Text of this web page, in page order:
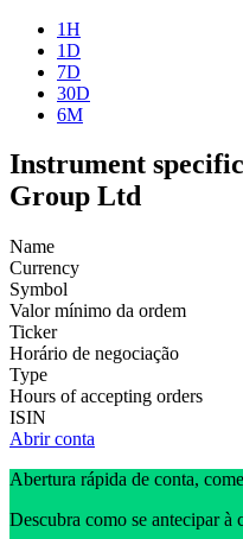
1H
1D
7D
30D
6M
Instrument
Group Ltd
Name
Currency
Symbol
Valor mínimo da ordem
Ticker
Horário de negociação
Type
Hours of accepting orders
ISIN
Abrir conta
Abertura rápida de conta,
Descubra como se antecipar à